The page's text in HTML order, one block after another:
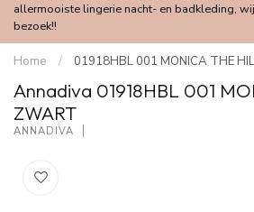
allermooiste lingerie nacht- en badkleding,
bezoek!!
Home / 01918HBL 001 MONICA THE
Annadiva 01918HBL 001
ZWART
ANNADIVA